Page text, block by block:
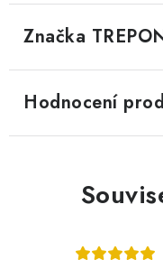
Značka
Hodnocení